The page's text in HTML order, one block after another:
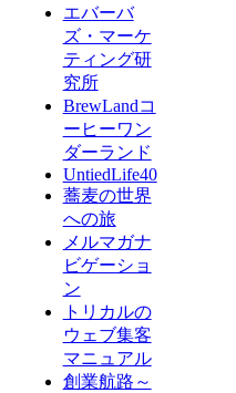
エバーバ
ズ・マーケ
ティング研
究所
BrewLandコ
ーヒーワン
ダーランド
UntiedLife40
蕎麦の世界
への旅
メルマガナ
ビゲーショ
ン
トリカルの
ウェブ集客
マニュアル
創業航路～